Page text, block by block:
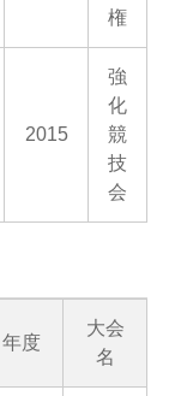
権
2015
強
化
競
技
会
年度
大会
名